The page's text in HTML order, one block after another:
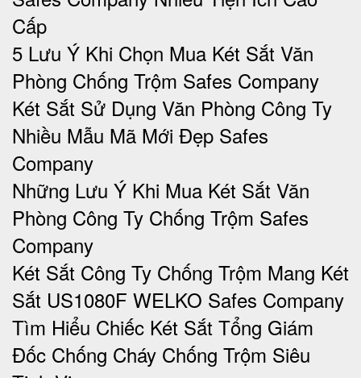
Cấp
5 Lưu Ý Khi Chọn Mua Két Sắt Văn
Phòng Chống Trộm Safes Company
Két Sắt Sử Dụng Văn Phòng Công Ty
Nhiều Mẫu Mã Mới Đẹp Safes
Company
Những Lưu Ý Khi Mua Két Sắt Văn
Phòng Công Ty Chống Trộm Safes
Company
Két Sắt Công Ty Chống Trộm Mang Két
Sắt US1080F WELKO Safes Company
Tìm Hiểu Chiếc Két Sắt Tổng Giám
Đốc Chống Cháy Chống Trộm Siêu